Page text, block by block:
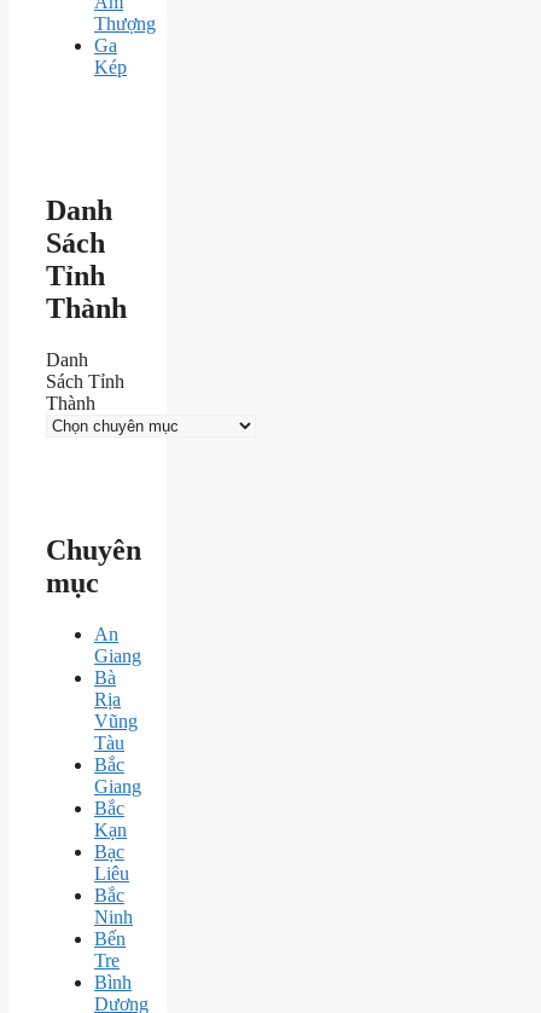
Thượng
Ga
Kép
Danh
Sách
Tỉnh
Thành
Danh
Sách Tỉnh
Thành
Chuyên
mục
An
Giang
Bà
Rịa
Vũng
Tàu
Bắc
Giang
Bắc
Kạn
Bạc
Liêu
Bắc
Ninh
Bến
Tre
Bình
Dương